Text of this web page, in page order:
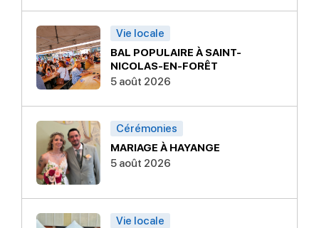
Vie locale
BAL POPULAIRE À SAINT-
NICOLAS-EN-FORÊT
5 août 2026
Cérémonies
MARIAGE À HAYANGE
5 août 2026
Vie locale